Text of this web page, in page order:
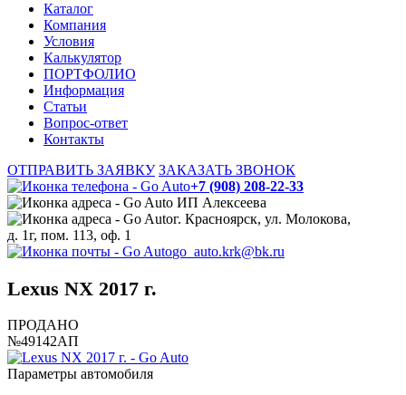
Каталог
Компания
Условия
Калькулятор
ПОРТФОЛИО
Информация
Статьи
Вопрос-ответ
Контакты
ОТПРАВИТЬ ЗАЯВКУ ЗАКАЗАТЬ ЗВОНОК
+7 (908) 208-22-33
ИП Алексеева
г. Красноярск, ул. Молокова,
д. 1г, пом. 113, оф. 1
go_auto.krk@bk.ru
Lexus NX 2017 г.
ПРОДАНО
№49142АП
Параметры автомобиля